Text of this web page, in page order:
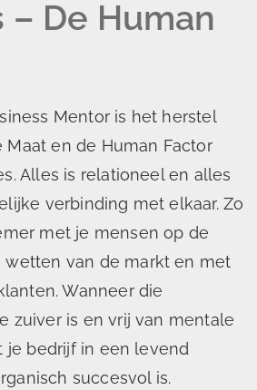
– De Human
Mentor is het herstel
en de Human Factor
Alles is relationeel en alles
verbinding met elkaar. Zo
met je mensen op de
wetten van de markt en met
Wanneer die
zuiver is en vrij van mentale
je bedrijf in een levend
succesvol is.